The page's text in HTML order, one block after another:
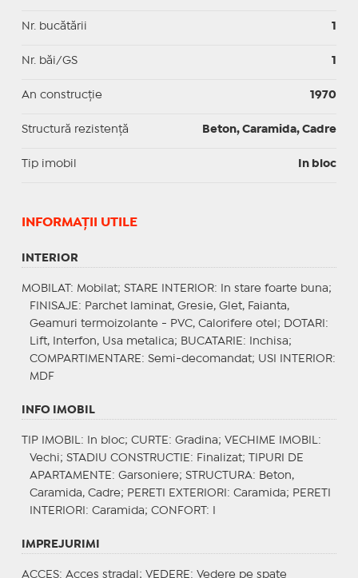
Nr. bucătării 1
Nr. băi/GS 1
An construcție 1970
Structură rezistență Beton, Caramida, Cadre
Tip imobil In bloc
INFORMAŢII UTILE
INTERIOR
MOBILAT : Mobilat; STARE INTERIOR: In stare foarte buna;
FINISAJE : Parchet laminat, Gresie, Glet, Faianta,
Geamuri termoizolante - PVC, Calorifere otel;
DOTARI :
Lift, Interfon, Usa metalica; BUCATARIE : Inchisa;
COMPARTIMENTARE : Semi-decomandat; USI INTERIOR:
MDF
INFO IMOBIL
TIP IMOBIL : In bloc; CURTE : Gradina; VECHIME IMOBIL :
Vechi; STADIU CONSTRUCTIE : Finalizat;
TIPURI DE
APARTAMENTE : Garsoniere; STRUCTURA: Beton,
Caramida, Cadre; PERETI EXTERIORI : Caramida; PERETI
INTERIORI : Caramida; CONFORT : I
IMPREJURIMI
ACCES: Acces stradal; VEDERE : Vedere pe spate